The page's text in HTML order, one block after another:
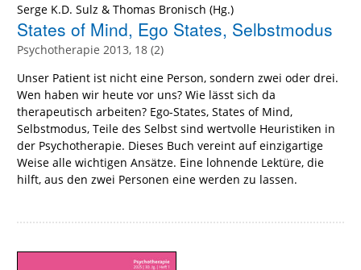
Serge K.D. Sulz & Thomas Bronisch (Hg.)
States of Mind, Ego States, Selbstmodus
Psychotherapie 2013, 18 (2)
Unser Patient ist nicht eine Person, sondern zwei oder drei.
Wen haben wir heute vor uns? Wie lässt sich da
therapeutisch arbeiten? Ego-States, States of Mind,
Selbstmodus, Teile des Selbst sind wertvolle Heuristiken in
der Psychotherapie. Dieses Buch vereint auf einzigartige
Weise alle wichtigen Ansätze. Eine lohnende Lektüre, die
hilft, aus den zwei Personen eine werden zu lassen.